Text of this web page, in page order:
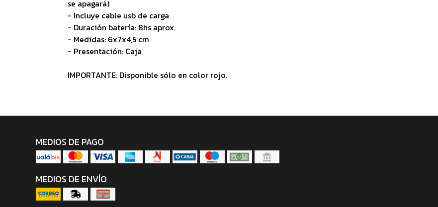
se apagará)
- Incluye cable usb de carga
- Duración batería: 8hs aprox.
- Medidas: 6x7x4,5 cm
- Presentación: Caja
IMPORTANTE: Disponible sólo en color rojo.
MEDIOS DE PAGO
MEDIOS DE ENVÍO